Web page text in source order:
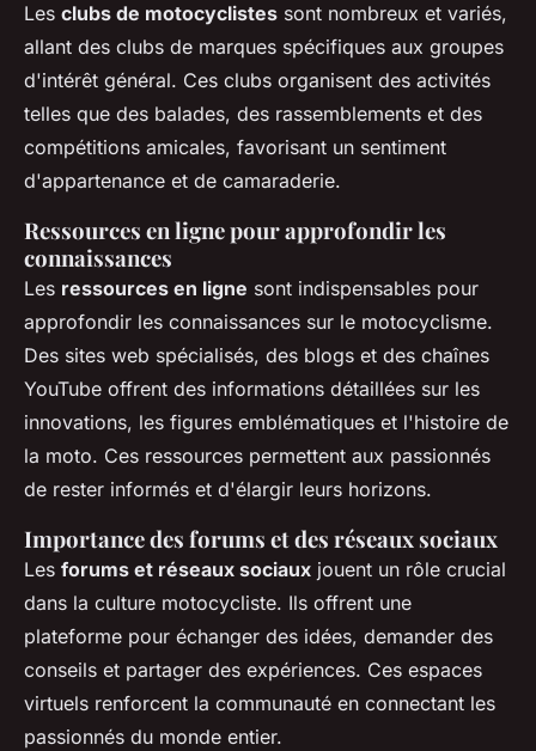
Les clubs de motocyclistes sont nombreux et variés,
allant des clubs de marques spécifiques aux groupes
d'intérêt général. Ces clubs organisent des activités
telles que des balades, des rassemblements et des
compétitions amicales, favorisant un sentiment
d'appartenance et de camaraderie.
Ressources en ligne pour approfondir les
connaissances
Les ressources en ligne sont indispensables pour
approfondir les connaissances sur le motocyclisme.
Des sites web spécialisés, des blogs et des chaînes
YouTube offrent des informations détaillées sur les
innovations, les figures emblématiques et l'histoire de
la moto. Ces ressources permettent aux passionnés
de rester informés et d'élargir leurs horizons.
Importance des forums et des réseaux sociaux
Les forums et réseaux sociaux jouent un rôle crucial
dans la culture motocycliste. Ils offrent une
plateforme pour échanger des idées, demander des
conseils et partager des expériences. Ces espaces
virtuels renforcent la communauté en connectant les
passionnés du monde entier.